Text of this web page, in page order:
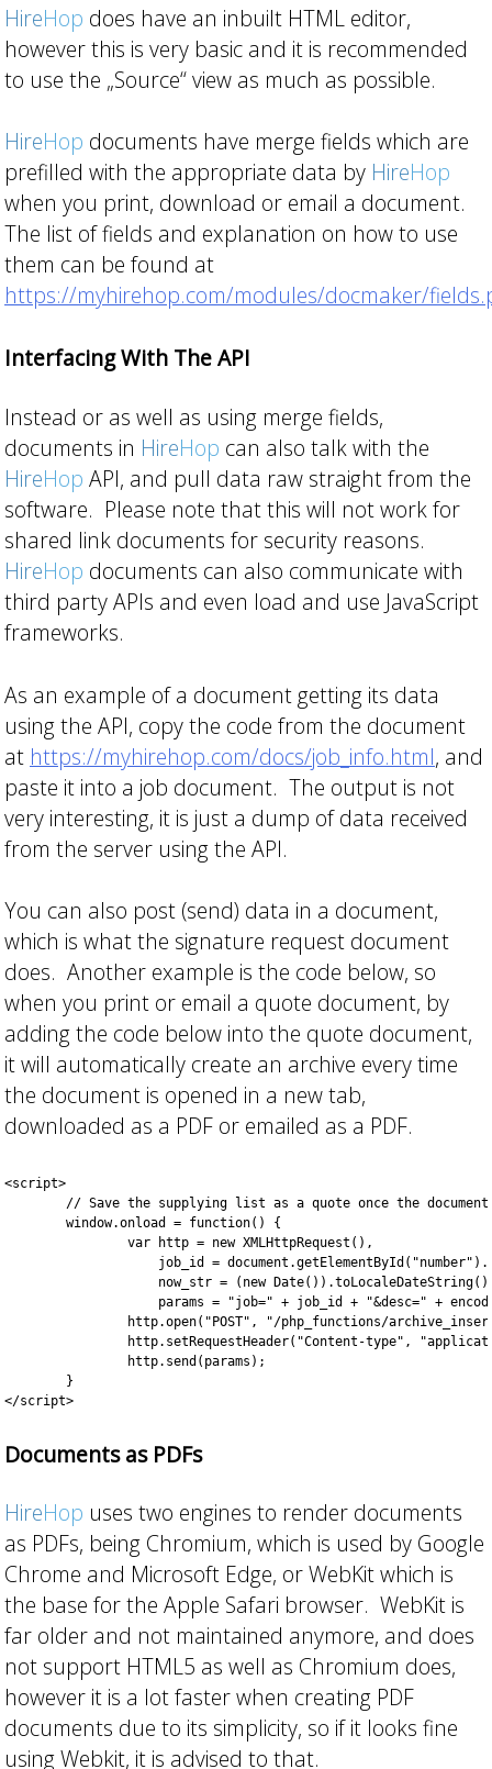
HireHop does have an inbuilt HTML editor,
however this is very basic and it is recommended
to use the „Source“ view as much as possible.
HireHop documents have merge fields which are
prefilled with the appropriate data by HireHop
when you print, download or email a document.
The list of fields and explanation on how to use
them can be found at
https://myhirehop.com/modules/docmaker/
Interfacing With The API
Instead or as well as using merge fields,
documents in HireHop can also talk with the
HireHop API, and pull data raw straight from the
software. Please note that this will not work for
shared link documents for security reasons.
HireHop documents can also communicate with
third party APIs and even load and use JavaScript
frameworks.
As an example of a document getting its data
using the API, copy the code from the document
at https://myhirehop.com/docs/job_info.html, and
paste it into a job document. The output is not
very interesting, it is just a dump of data received
from the server using the API.
You can also post (send) data in a document,
which is what the signature request document
does. Another example is the code below, so
when you print or email a quote document, by
adding the code below into the quote document,
it will automatically create an archive every time
the document is opened in a new tab,
downloaded as a PDF or emailed as a PDF.
<script>
Documents as PDFs
HireHop uses two engines to render documents
as PDFs, being Chromium, which is used by Google
Chrome and Microsoft Edge, or WebKit which is
the base for the Apple Safari browser. WebKit is
far older and not maintained anymore, and does
not support HTML5 as well as Chromium does,
however it is a lot faster when creating PDF
documents due to its simplicity, so if it looks fine
using Webkit, it is advised to that.